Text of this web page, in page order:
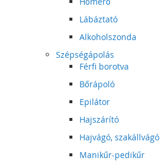
Lábáztató
Alkoholszonda
Szépségápolás
Férfi borotva
Bőrápoló
Epilátor
Hajszárító
Hajvágó, szakállvágó
Manikűr-pedikűr